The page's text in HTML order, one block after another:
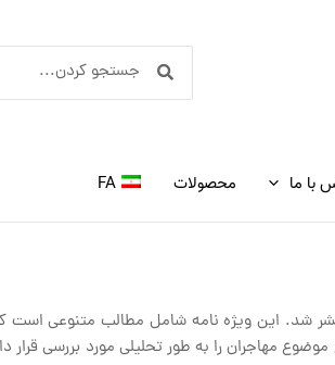
جستجو
کردنکردن
با ما محصولات FA
شد. این ویژه نامه شامل مطالب متنوعی
مهاجران را به طور تحلیلی مورد بررسی